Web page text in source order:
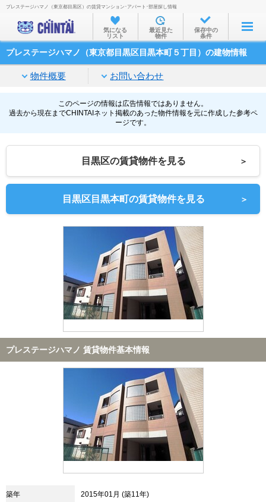
お部屋を探す
沿線・駅から
家賃相場から
通勤通学時間から
物件特集から
不動産会社から
TOP
プレステージハマノ（東京都目黒区）の賃貸マンション･アパート･部屋探し情報
気になる
リスト
最近見た
物件
保存中の
条件
プレステージハマノ（東京都目黒区目黒本町５丁目）の建物情報
物件概要 お問い合わせ
このページの情報は広告情報ではありません。
過去から現在までCHINTAIネット掲載のあった物件情報を元に作成した参考ペ
ージです。
目黒区の賃貸物件を見る ＞
目黒区目黒本町の賃貸物件を見る ＞
プレステージハマノ 賃貸物件基本情報
築年 2015年01月 (築11年)